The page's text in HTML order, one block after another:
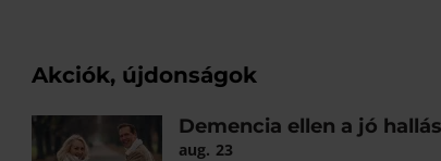
Akciók, újdonságok
Demencia ellen a jó
aug. 23